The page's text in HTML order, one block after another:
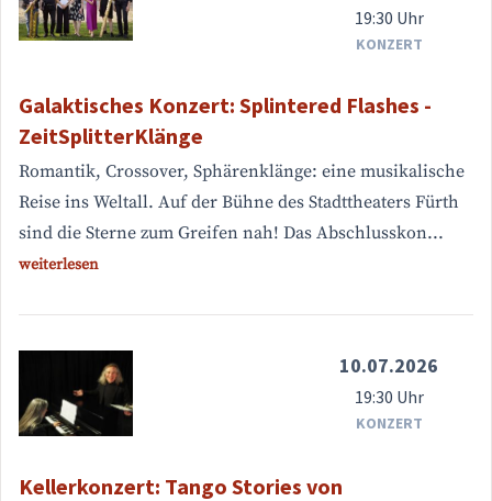
19:30 Uhr
KONZERT
Galaktisches Konzert: Splintered Flashes -
ZeitSplitterKlänge
Romantik, Crossover, Sphärenklänge: eine musikalische
Reise ins Weltall. Auf der Bühne des Stadttheaters Fürth
sind die Sterne zum Greifen nah! Das Abschlusskon...
weiterlesen
10.07.2026
19:30 Uhr
KONZERT
Kellerkonzert: Tango Stories von